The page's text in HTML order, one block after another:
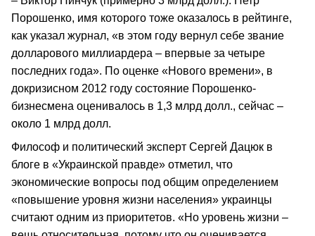
Порошенко, имя которого тоже оказалось в рейтинге,
как указал журнал, «в этом году вернул себе звание
долларового миллиардера – впервые за четыре
последних года». По оценке «Нового времени», в
докризисном 2012 году состояние Порошенко-
бизнесмена оценивалось в 1,3 млрд долл., сейчас –
около 1 млрд долл.
Философ и политический эксперт Сергей Дацюк в
блоге в «Украинской правде» отметил, что
экономические вопросы под общим определением
«повышение уровня жизни населения» украинцы
считают одним из приоритетов. «Но уровень жизни –